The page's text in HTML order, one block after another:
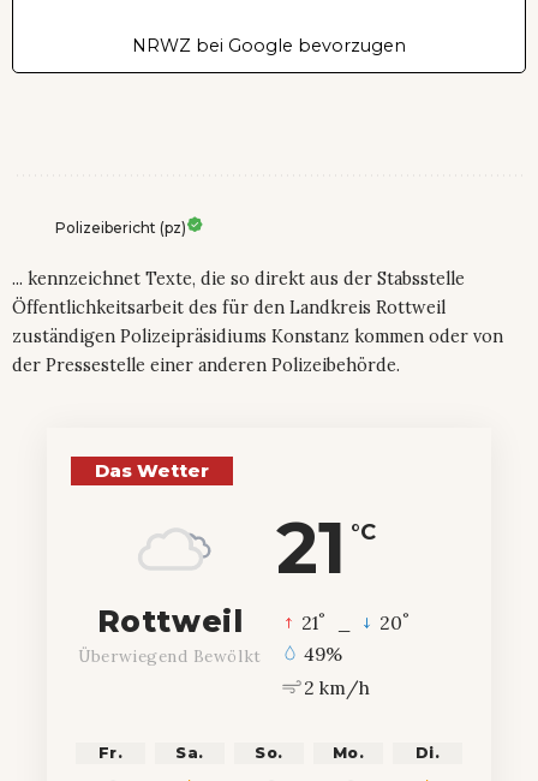
NRWZ bei Google bevorzugen
Polizeibericht (pz)
... kennzeichnet Texte, die so direkt aus der Stabsstelle
Öffentlichkeitsarbeit des für den Landkreis Rottweil
zuständigen Polizeipräsidiums Konstanz kommen oder von
der Pressestelle einer anderen Polizeibehörde.
Das Wetter
21 °C
Rottweil
Überwiegend Bewölkt
21° 20°
49%
2 km/h
Fr. Sa. So. Mo. Di.